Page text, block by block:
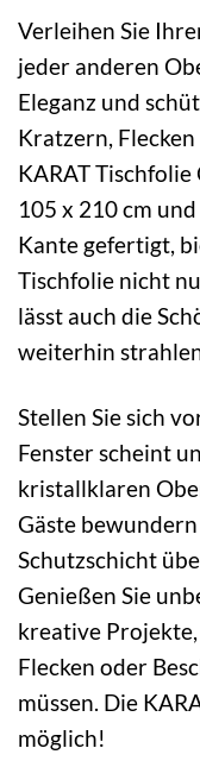
Verleihen Sie
jeder anderen
Eleganz und
Kratzern,
KARAT
105 x 210 cm
Kante gefertigt,
Tischfolie nicht
lässt auch die
weiterhin
Stellen Sie sich
Fenster scheint
kristallklaren
Gäste
Schutzschicht
Genießen Sie
kreative
Flecken oder
müssen. Die
möglich!